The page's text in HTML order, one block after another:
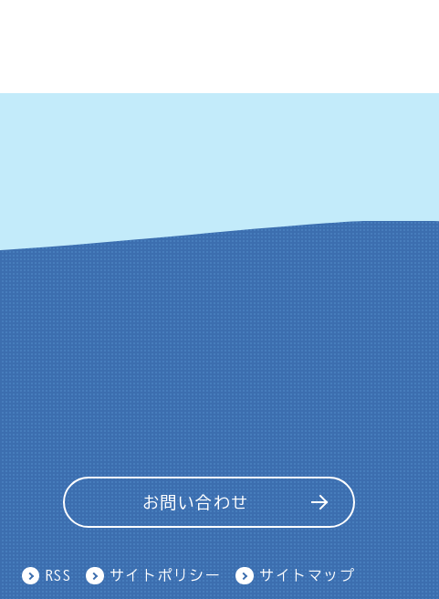
お問い合わせ
RSS サイトポリシー サイトマップ